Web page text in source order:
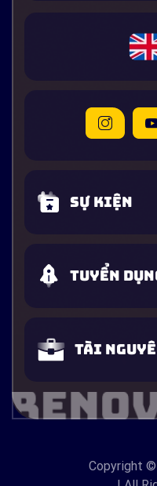
Sự kiện
Tuyển
Tài
Copyright ©